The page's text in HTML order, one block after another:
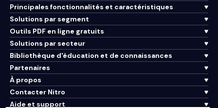
Principales fonctionnalités et caractéristiques
Solutions par segment
Outils PDF en ligne gratuits
Solutions par secteur
Bibliothèque d'éducation et de connaissances
Partenaires
À propos
Contacter Nitro
Aide et support